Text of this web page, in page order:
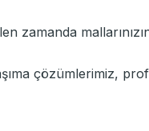
zamanda
çözümlerimiz,